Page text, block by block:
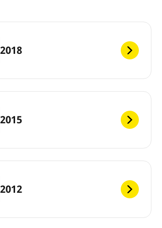
2018
2015
2012